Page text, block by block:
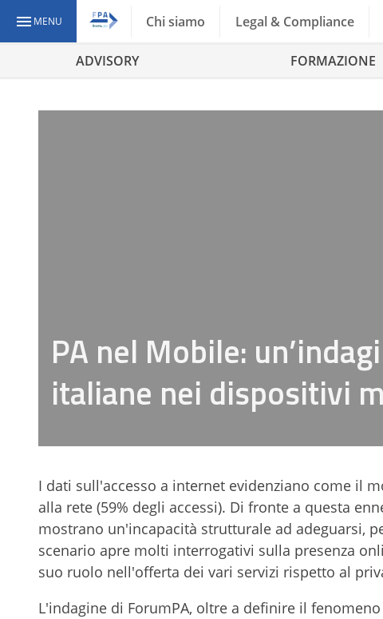
MENU Chi siamo Legal & Compliance
ADVISORY FORMAZIONE
PA nel Mobile:
italiane nei dispositivi
I dati sull'accesso a internet evidenziano come il
alla rete (59% degli accessi). Di fronte a questa
mostrano un'incapacità strutturale ad adeguarsi,
scenario apre molti interrogativi sulla presenza
suo ruolo nell'offerta dei vari servizi rispetto al
L'indagine di ForumPA, oltre a definire il